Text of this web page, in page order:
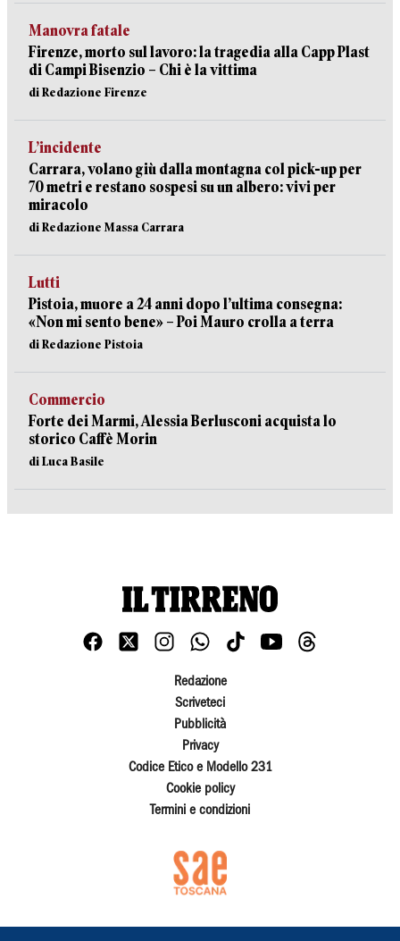
Manovra fatale
Firenze, morto sul lavoro: la tragedia alla Capp Plast
di Campi Bisenzio – Chi è la vittima
di Redazione Firenze
L’incidente
Carrara, volano giù dalla montagna col pick-up per
70 metri e restano sospesi su un albero: vivi per
miracolo
di Redazione Massa Carrara
Lutti
Pistoia, muore a 24 anni dopo l’ultima consegna:
«Non mi sento bene» – Poi Mauro crolla a terra
di Redazione Pistoia
Commercio
Forte dei Marmi, Alessia Berlusconi acquista lo
storico Caffè Morin
di Luca Basile
Redazione
Scriveteci
Pubblicità
Privacy
Codice Etico e Modello 231
Cookie policy
Termini e condizioni